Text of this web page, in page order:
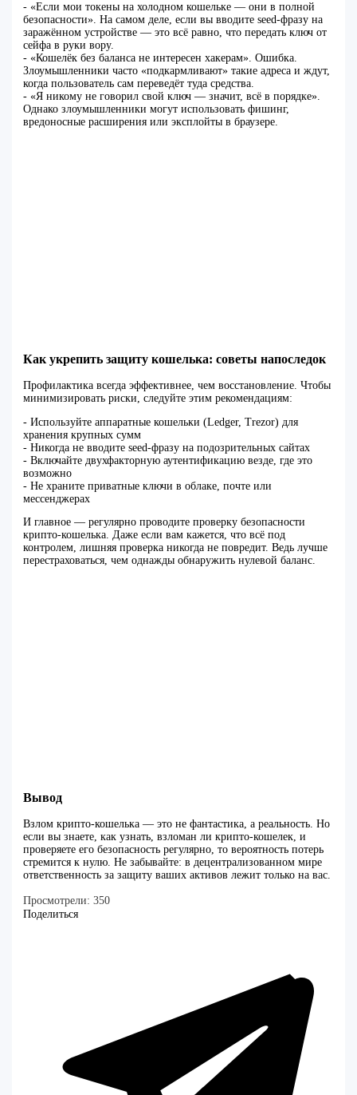
- «Если мои токены на холодном кошельке — они в полной
безопасности». На самом деле, если вы вводите seed-фразу на
заражённом устройстве — это всё равно, что передать ключ от
сейфа в руки вору.
- «Кошелёк без баланса не интересен хакерам». Ошибка.
Злоумышленники часто «подкармливают» такие адреса и ждут,
когда пользователь сам переведёт туда средства.
- «Я никому не говорил свой ключ — значит, всё в порядке».
Однако злоумышленники могут использовать фишинг,
вредоносные расширения или эксплойты в браузере.
Как укрепить защиту кошелька: советы напоследок
Профилактика всегда эффективнее, чем восстановление. Чтобы
минимизировать риски, следуйте этим рекомендациям:
- Используйте аппаратные кошельки (Ledger, Trezor) для
хранения крупных сумм
- Никогда не вводите seed-фразу на подозрительных сайтах
- Включайте двухфакторную аутентификацию везде, где это
возможно
- Не храните приватные ключи в облаке, почте или
мессенджерах
И главное — регулярно проводите проверку безопасности
крипто-кошелька. Даже если вам кажется, что всё под
контролем, лишняя проверка никогда не повредит. Ведь лучше
перестраховаться, чем однажды обнаружить нулевой баланс.
Вывод
Взлом крипто-кошелька — это не фантастика, а реальность. Но
если вы знаете, как узнать, взломан ли крипто-кошелек, и
проверяете его безопасность регулярно, то вероятность потерь
стремится к нулю. Не забывайте: в децентрализованном мире
ответственность за защиту ваших активов лежит только на вас.
Просмотрели: 350
Поделиться